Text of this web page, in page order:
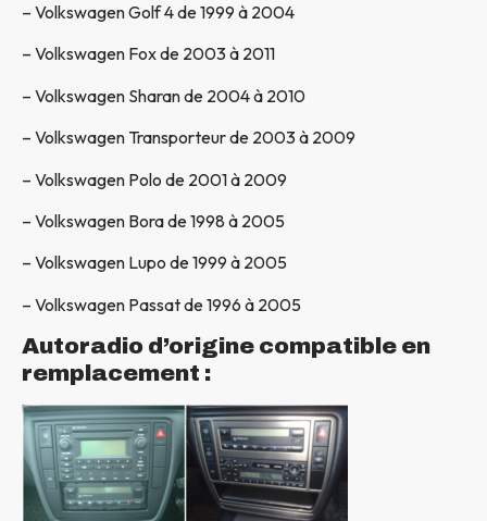
– Volkswagen Golf 4 de 1999 à 2004
– Volkswagen Fox de 2003 à 2011
– Volkswagen Sharan de 2004 à 2010
– Volkswagen Transporteur de 2003 à 2009
– Volkswagen Polo de 2001 à 2009
– Volkswagen Bora de 1998 à 2005
– Volkswagen Lupo de 1999 à 2005
– Volkswagen Passat de 1996 à 2005
Autoradio d’origine compatible en
remplacement :